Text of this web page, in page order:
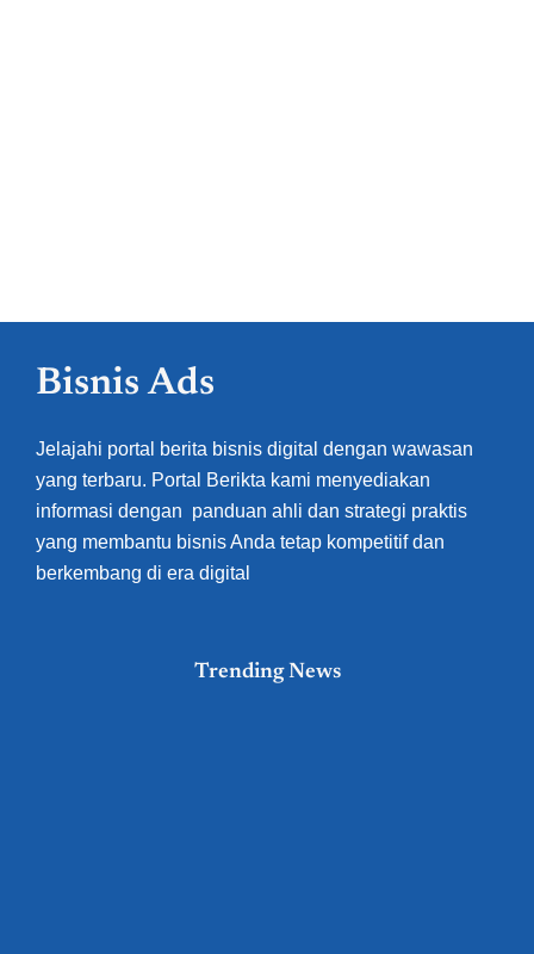
Bisnis Ads
Jelajahi portal berita bisnis digital dengan wawasan
yang terbaru. Portal Berikta kami menyediakan
informasi dengan panduan ahli dan strategi praktis
yang membantu bisnis Anda tetap kompetitif dan
berkembang di era digital
Trending News